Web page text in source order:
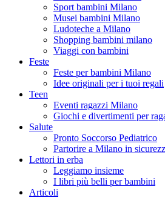
Sport bambini Milano
Musei bambini Milano
Ludoteche a Milano
Shopping bambini milano
Viaggi con bambini
Feste
Feste per bambini Milano
Idee originali per i tuoi regali
Teen
Eventi ragazzi Milano
Giochi e divertimenti per
Salute
Pronto Soccorso Pediatrico
Partorire a Milano in
Lettori in erba
Leggiamo insieme
I libri più belli per bambini
Articoli